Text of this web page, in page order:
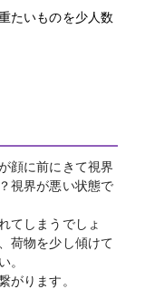
たいものを少人数
顔に前にきて視界
視界が悪い状態で
てしまうでしょ
荷物を少し傾けて
。
がります。